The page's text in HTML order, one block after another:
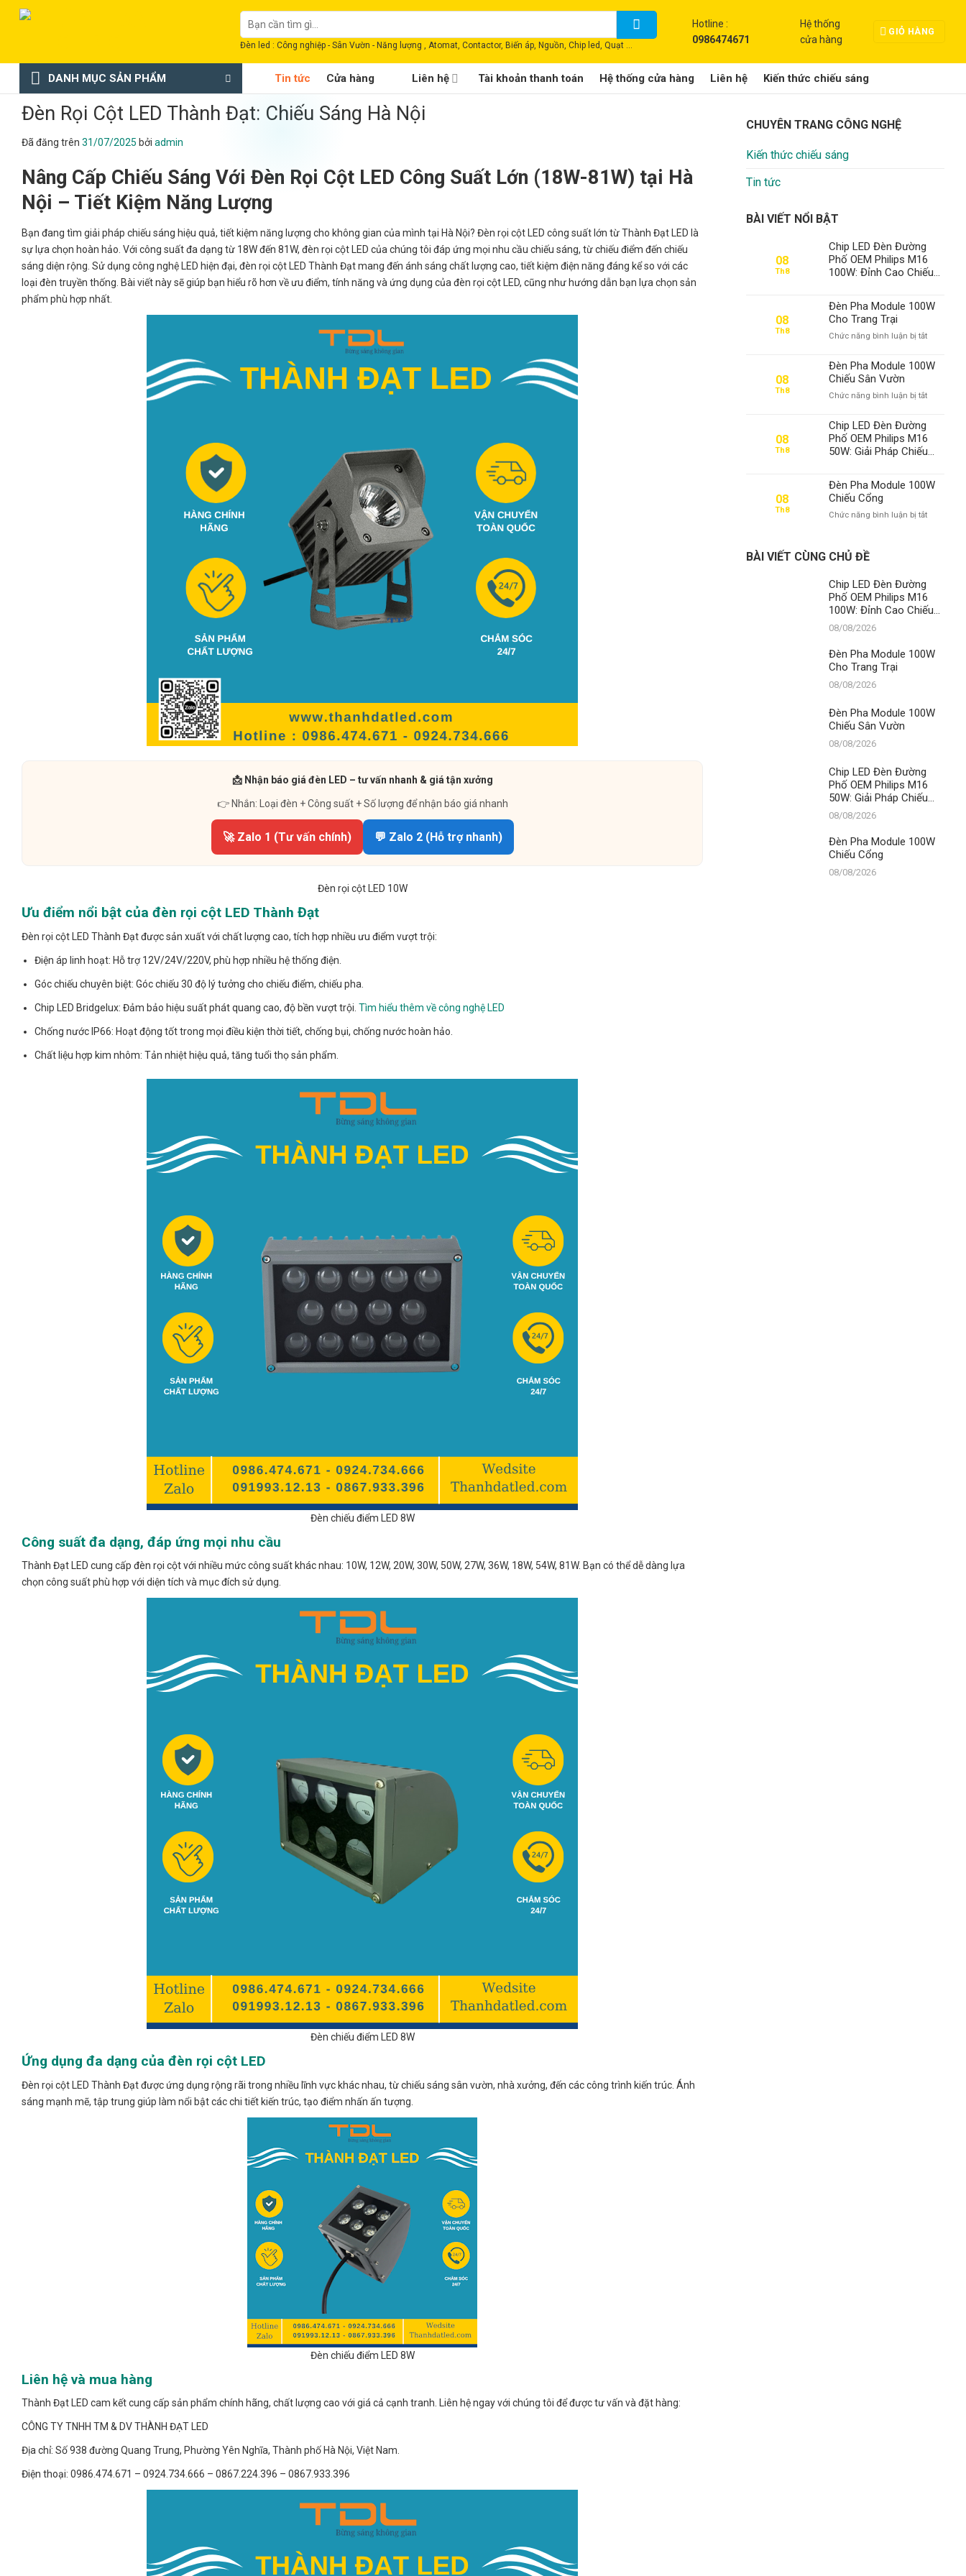
Chuyển
dung
Tìm
kiếm:
Đèn led : Công nghiệp - Sân Vườn - Năng lượng , Atomat, Contactor, Biến áp, Nguồn, Chip led, Quạt ...
Hotline :
0986474671
Hệ thống
cửa hàng
GIỎ HÀNG
DANH MỤC SẢN PHẨM Tin tức Cửa hàng Liên hệ Tài khoản thanh toán Hệ thống cửa hàng Liên hệ Kiến thức chiếu sáng
Đèn Rọi Cột LED Thành Đạt: Chiếu Sáng Hà Nội
Đã đăng trên 31/07/2025 bởi admin
Nâng Cấp Chiếu Sáng Với Đèn Rọi Cột LED Công Suất Lớn (18W-81W) tại Hà
Nội – Tiết Kiệm Năng Lượng
Bạn đang tìm giải pháp chiếu sáng hiệu quả, tiết kiệm năng lượng cho không gian của mình tại Hà Nội? Đèn rọi cột LED công suất lớn từ Thành Đạt LED là
sự lựa chọn hoàn hảo. Với công suất đa dạng từ 18W đến 81W, đèn rọi cột LED của chúng tôi đáp ứng mọi nhu cầu chiếu sáng, từ chiếu điểm đến chiếu
sáng diện rộng. Sử dụng công nghệ LED hiện đại, đèn rọi cột LED Thành Đạt mang đến ánh sáng chất lượng cao, tiết kiệm điện năng đáng kể so với các
loại đèn truyền thống. Bài viết này sẽ giúp bạn hiểu rõ hơn về ưu điểm, tính năng và ứng dụng của đèn rọi cột LED, cũng như hướng dẫn bạn lựa chọn sản
phẩm phù hợp nhất.
📩 Nhận báo giá đèn LED – tư vấn nhanh & giá tận xưởng
👉 Nhắn: Loại đèn + Công suất + Số lượng để nhận báo giá nhanh
🚀 Zalo 1 (Tư vấn chính) 💬 Zalo 2 (Hỗ trợ nhanh)
Đèn rọi cột LED 10W
Ưu điểm nổi bật của đèn rọi cột LED Thành Đạt
Đèn rọi cột LED Thành Đạt được sản xuất với chất lượng cao, tích hợp nhiều ưu điểm vượt trội:
Điện áp linh hoạt: Hỗ trợ 12V/24V/220V, phù hợp nhiều hệ thống điện.
Góc chiếu chuyên biệt: Góc chiếu 30 độ lý tưởng cho chiếu điểm, chiếu pha.
Chip LED Bridgelux: Đảm bảo hiệu suất phát quang cao, độ bền vượt trội.Tìm hiểu thêm về công nghệ LED
Chống nước IP66: Hoạt động tốt trong mọi điều kiện thời tiết, chống bụi, chống nước hoàn hảo.
Chất liệu hợp kim nhôm: Tản nhiệt hiệu quả, tăng tuổi thọ sản phẩm.
Đèn chiếu điểm LED 8W
Công suất đa dạng, đáp ứng mọi nhu cầu
Thành Đạt LED cung cấp đèn rọi cột với nhiều mức công suất khác nhau: 10W, 12W, 20W, 30W, 50W, 27W, 36W, 18W, 54W, 81W. Bạn có thể dễ dàng lựa
chọn công suất phù hợp với diện tích và mục đích sử dụng.
Đèn chiếu điểm LED 8W
Ứng dụng đa dạng của đèn rọi cột LED
Đèn rọi cột LED Thành Đạt được ứng dụng rộng rãi trong nhiều lĩnh vực khác nhau, từ chiếu sáng sân vườn, nhà xưởng, đến các công trình kiến trúc. Ánh
sáng mạnh mẽ, tập trung giúp làm nổi bật các chi tiết kiến trúc, tạo điểm nhấn ấn tượng.
Đèn chiếu điểm LED 8W
Liên hệ và mua hàng
Thành Đạt LED cam kết cung cấp sản phẩm chính hãng, chất lượng cao với giá cả cạnh tranh. Liên hệ ngay với chúng tôi để được tư vấn và đặt hàng:
CÔNG TY TNHH TM & DV THÀNH ĐẠT LED
Địa chỉ: Số 938 đường Quang Trung, Phường Yên Nghĩa, Thành phố Hà Nội, Việt Nam.
Điện thoại: 0986.474.671 – 0924.734.666 – 0867.224.396 – 0867.933.396
CHUYÊN TRANG CÔNG NGHỆ
Kiến thức chiếu sáng
Tin tức
BÀI VIẾT NỔI BẬT
08
Th8
Chip LED Đèn Đường
Phố OEM Philips M16
100W: Đỉnh Cao Chiếu
Nam
08
Th8
Đèn Pha Module 100W
Cho Trang Trại
Chức năng bình luận bị tắtở
Pha
Module
Cho
08
Th8
Đèn Pha Module 100W
Chiếu Sân Vườn
Chức năng bình luận bị tắtở
100W
Chiếu
Vườn
08
Th8
Chip LED Đèn Đường
Phố OEM Philips M16
50W: Giải Pháp Chiếu
Việt Nam
08
Th8
Đèn Pha Module 100W
Chiếu Cổng
Chức năng bình luận bị tắtở
BÀI VIẾT CÙNG CHỦ ĐỀ
Chip LED Đèn Đường
Phố OEM Philips M16
100W: Đỉnh Cao Chiếu
Sáng Đô Thị Từ Thành
Đạt LED – Số 1 Việt
Nam
08/08/2026
Đèn Pha Module 100W
Cho Trang Trại
08/08/2026
Đèn Pha Module 100W
Chiếu Sân Vườn
08/08/2026
Chip LED Đèn Đường
Phố OEM Philips M16
50W: Giải Pháp Chiếu
Sáng Đỉnh Cao Từ
Thành Đạt LED – Số 1
Việt Nam
08/08/2026
Đèn Pha Module 100W
Chiếu Cổng
08/08/2026